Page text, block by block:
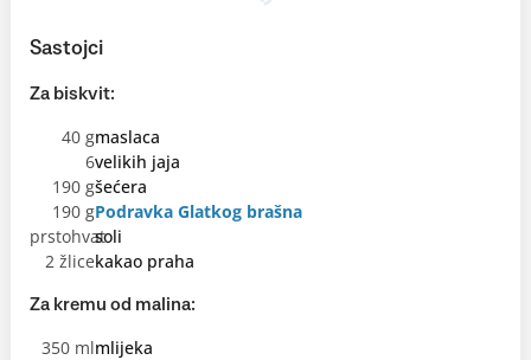
Sastojci
Za biskvit:
40 gmaslaca
6velikih jaja
190 gšećera
190 gPodravka Glatkog brašna
prstohvatsoli
2 žlicekakao praha
Za kremu od malina:
350 mlmlijeka